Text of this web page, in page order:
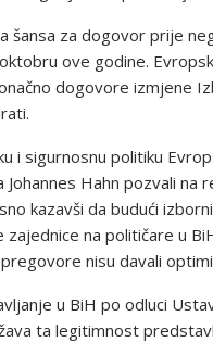
šansa za dogovor prije
ove godine.
dogovore izmjene
i sigurnosnu politiku
Hahn pozvali na
kazavši da budući
na političare u
nisu davali
u BiH po odluci
ta legitimnost